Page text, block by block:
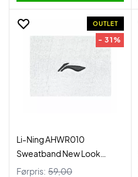
OUTLET
- 31%
Li-Ning AHWR010
Sweatband New Look
White
Førpris: 59,00